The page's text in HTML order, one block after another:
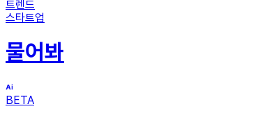
트렌드
스타트업
물어봐
BETA